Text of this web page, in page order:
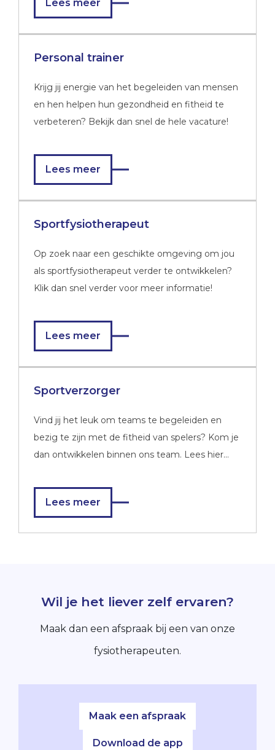
Lees meer
Personal trainer
Krijg jij energie van het begeleiden van mensen
en hen helpen hun gezondheid en fitheid te
verbeteren? Bekijk dan snel de hele vacature!
Lees meer
Sportfysiotherapeut
Op zoek naar een geschikte omgeving om jou
als sportfysiotherapeut verder te ontwikkelen?
Klik dan snel verder voor meer informatie!
Lees meer
Sportverzorger
Vind jij het leuk om teams te begeleiden en
bezig te zijn met de fitheid van spelers? Kom je
dan ontwikkelen binnen ons team. Lees hier
Lees meer
Wil je het liever zelf ervaren?
Maak dan een afspraak bij een van onze
fysiotherapeuten.
Maak een afspraak
Download de app